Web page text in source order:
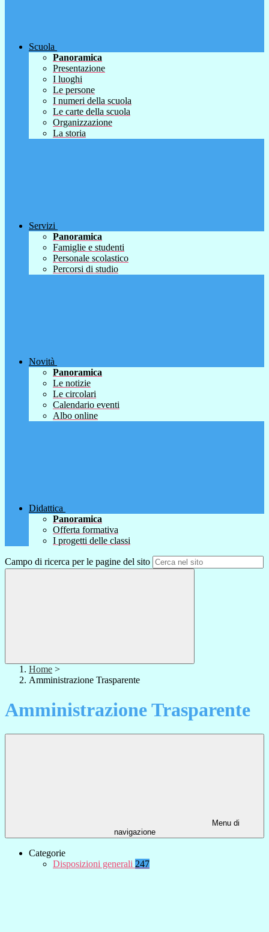
Scuola
Panoramica
Presentazione
I luoghi
Le persone
I numeri della scuola
Le carte della scuola
Organizzazione
La storia
Servizi
Panoramica
Famiglie e studenti
Personale scolastico
Percorsi di studio
Novità
Panoramica
Le notizie
Le circolari
Calendario eventi
Albo online
Didattica
Panoramica
Offerta formativa
I progetti delle classi
Campo di ricerca per le pagine del sito
Home >
Amministrazione Trasparente
Amministrazione Trasparente
Menu di
navigazione
Categorie
Disposizioni generali 247